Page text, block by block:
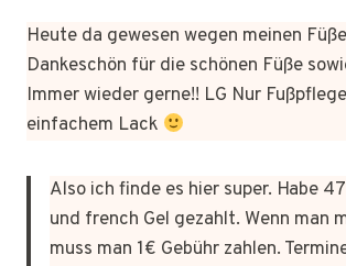
Heute da gewesen wegen meinen
Dankeschön für die schönen Füße
Immer wieder gerne!! LG Nur
einfachem Lack
Also ich finde es hier super. Habe
und french Gel gezahlt. Wenn man
muss man 1€ Gebühr zahlen.